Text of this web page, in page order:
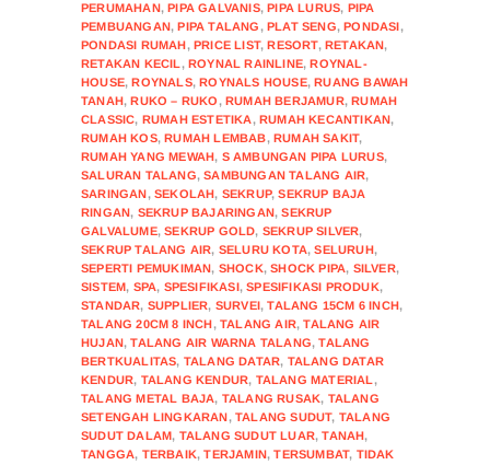
PERUMAHAN,PIPA GALVANIS,PIPA LURUS, PIPA
PEMBUANGAN,PIPA TALANG ,PLAT SENG,PONDASI,
PONDASI RUMAH,PRICE LIST,RESORT,RETAKAN,
RETAKAN KECIL ,ROYNAL RAINLINE,ROYNAL-
HOUSE,ROYNALS,ROYNALS HOUSE,RUANG BAWAH
TANAH,RUKO – RUKO ,RUMAH BERJAMUR,RUMAH
CLASSIC, RUMAH ESTETIKA,RUMAH KECANTIKAN,
RUMAH KOS,RUMAH LEMBAB,RUMAH SAKIT,
RUMAH YANG MEWAH, S AMBUNGAN PIPA LURUS,
SALURAN TALANG,SAMBUNGAN TALANG AIR,
SARINGAN,SEKOLAH, SEKRUP,SEKRUP BAJA
RINGAN, SEKRUP BAJARINGAN,SEKRUP
GALVALUME,SEKRUP GOLD, SEKRUP SILVER,
SEKRUP TALANG AIR, SELURU KOTA,SELURUH,
SEPERTI PEMUKIMAN, SHOCK,SHOCK PIPA, SILVER,
SISTEM, SPA, SPESIFIKASI,SPESIFIKASI PRODUK,
STANDAR, SUPPLIER, SURVEI,TALANG 15CM 6 INCH,
TALANG 20CM 8 INCH,TALANG AIR,TALANG AIR
HUJAN,TALANG AIR WARNA TALANG,TALANG
BERTKUALITAS, TALANG DATAR, TALANG DATAR
KENDUR, TALANG KENDUR, TALANG MATERIAL ,
TALANG METAL BAJA, TALANG RUSAK, TALANG
SETENGAH LINGKARAN,TALANG SUDUT, TALANG
SUDUT DALAM, TALANG SUDUT LUAR,TANAH,
TANGGA, TERBAIK,TERJAMIN,TERSUMBAT, TIDAK